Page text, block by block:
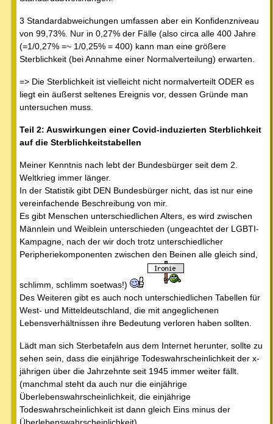
3 Standardabweichungen umfassen aber ein Konfidenzniveau
von 99,73%. Nur in 0,27% der Fälle (also circa alle 400 Jahre
(=1/0,27% =~ 1/0,25% = 400) kann man eine größere
Sterblichkeit (bei Annahme einer Normalverteilung) erwarten.
=> Die Sterblichkeit ist vielleicht nicht normalverteilt ODER es
liegt ein äußerst seltenes Ereignis vor, dessen Gründe man
untersuchen muss.
Teil 2: Auswirkungen einer Covid-induzierten Sterblichkeit
auf die Sterblichkeitstabellen
Meiner Kenntnis nach lebt der Bundesbürger seit dem 2.
Weltkrieg immer länger.
In der Statistik gibt DEN Bundesbürger nicht, das ist nur eine
vereinfachende Beschreibung von mir.
Es gibt Menschen unterschiedlichen Alters, es wird zwischen
Männlein und Weiblein unterschieden (ungeachtet der LGBTI-
Kampagne, nach der wir doch trotz unterschiedlicher
Peripheriekomponenten zwischen den Beinen alle gleich sind,
schlimm, schlimm soetwas!)
Des Weiteren gibt es auch noch unterschiedlichen Tabellen für
West- und Mitteldeutschland, die mit angeglichenen
Lebensverhältnissen ihre Bedeutung verloren haben sollten.
Lädt man sich Sterbetafeln aus dem Internet herunter, sollte zu
sehen sein, dass die einjährige Todeswahrscheinlichkeit der x-
jährigen über die Jahrzehnte seit 1945 immer weiter fällt.
(manchmal steht da auch nur die einjährige
Überlebenswahrscheinlichkeit, die einjährige
Todeswahrscheinlichkeit ist dann gleich Eins minus der